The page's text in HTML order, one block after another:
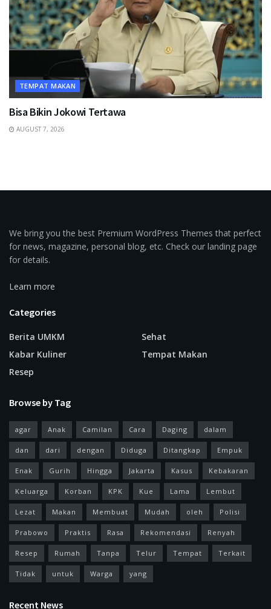
TEMPAT MAKAN
Bisa Bikin Jokowi Tertawa
AUGUST 7, 2026
We bring you the best Premium WordPress Themes that perfect
for news, magazine, personal blog, etc. Check our landing page
for details.
Learn more
Categories
Berita UMKM
Kabar Kuliner
Resep
Sehat
Tempat Makan
Browse by Tag
agar Anak Camilan Cara Daging dalam
dan dari dengan Diduga Ditangkap Empuk
Enak Gurih Hingga Jakarta Kasus Kebakaran
Keluarga Korban KPK Kue Lama Lembut
Lezat Makan Membuat Mudah oleh Polisi
Prabowo Praktis Rasa Rekomendasi Renyah
Resep Rumah Tanpa Telur Tempat Terkait
Tidak untuk Warga yang
Recent News